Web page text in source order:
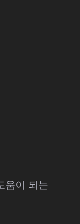
움이 되는